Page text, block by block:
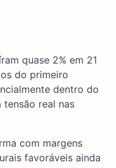
quase 2% em 21
do primeiro
dentro do
tensão real nas
com margens
favoráveis ainda